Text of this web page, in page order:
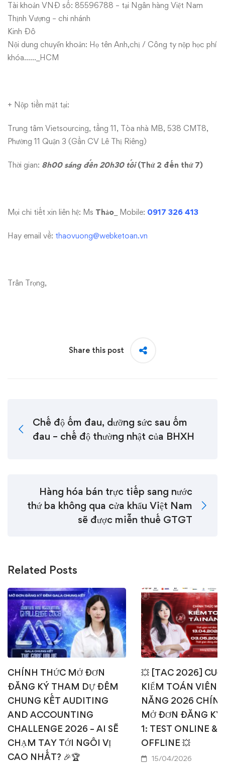
Tài khoản VNĐ số: 85596788 – tại Ngân hàng Việt Nam
Thịnh Vượng – chi nhánh
Kinh Đô
Nội dung chuyển khoản: Họ tên Anh,chị / Công ty nộp học phí
khóa……_HCM
+ Nộp tiền mặt tại:
Trung tâm Vietsourcing, tầng 11, Tòa nhà MB, 538 CMT8,
Phường 11 Quận 3 (Gần CV Lê Thị Riêng)
Thời gian: 8h00 sáng đến 20h30 tối(Thứ 2 đến thứ 7)
Mọi chi tiết xin liên hệ: Ms Thảo _ Mobile: 0917 326 413
Hay email về: thaovuong@webketoan.vn
Trân Trọng,
Share this post
Chế độ ốm đau, dưỡng sức sau ốm
đau – chế độ thường nhật của BHXH
Hàng hóa bán trực tiếp sang nước
thứ ba không qua cửa khẩu Việt Nam
sẽ được miễn thuế GTGT
Related Posts
CHÍNH THỨC MỞ ĐƠN
ĐĂNG KÝ THAM DỰ ĐÊM
CHUNG KẾT AUDITING
AND ACCOUNTING
CHALLENGE 2026 – AI SẼ
CHẠM TAY TỚI NGÔI VỊ
CAO NHẤT? 🎉🏆
💥 [TAC 2026]
KIỂM TOÁN VIÊN
NĂNG 2026
MỞ ĐƠN ĐĂNG KÝ
1: TEST ONLINE &
OFFLINE 💥
15/04/2026